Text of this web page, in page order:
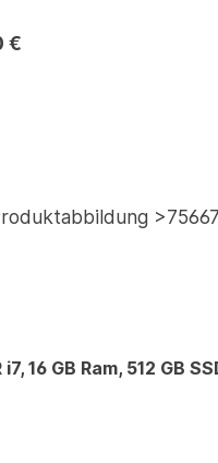
€
16 GB Ram, 512 GB